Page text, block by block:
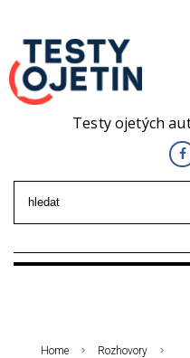
Testy ojetých
Home
Rozhovory